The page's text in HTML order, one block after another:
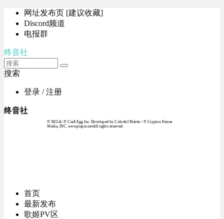
网址发布页 [建议收藏]
Discord频道
电报群
终音社
搜索
登录 / 注册
终音社
© SEGA / © Craft Egg Inc. Developed by Colorful Palette / © Crypton Future
Media, INC. www.piapro.netAll rights reserved.
首页
最新发布
歌姬PV区